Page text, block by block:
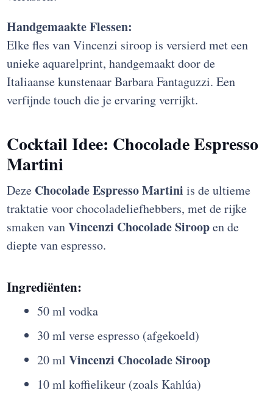
Handgemaakte Flessen:
Elke fles van Vincenzi siroop is versierd met een
unieke aquarelprint, handgemaakt door de
Italiaanse kunstenaar Barbara Fantaguzzi. Een
verfijnde touch die je ervaring verrijkt.
Cocktail Idee: Chocolade Espresso
Martini
Deze Chocolade Espresso Martini is de ultieme
traktatie voor chocoladeliefhebbers, met de rijke
smaken vanVincenzi Chocolade Siroopen de
diepte van espresso.
Ingrediënten:
50 ml vodka
30 ml verse espresso (afgekoeld)
20 mlVincenzi Chocolade Siroop
10 ml koffielikeur (zoals Kahlúa)